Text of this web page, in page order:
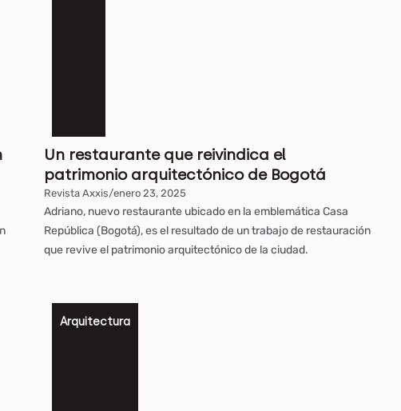
Un restaurante que reivindica el
patrimonio arquitectónico de Bogotá
Revista Axxis/enero 23, 2025
Adriano, nuevo restaurante ubicado en la emblemática Casa
República (Bogotá), es el resultado de un trabajo de restauración
que revive el patrimonio arquitectónico de la ciudad.
Arquitectura